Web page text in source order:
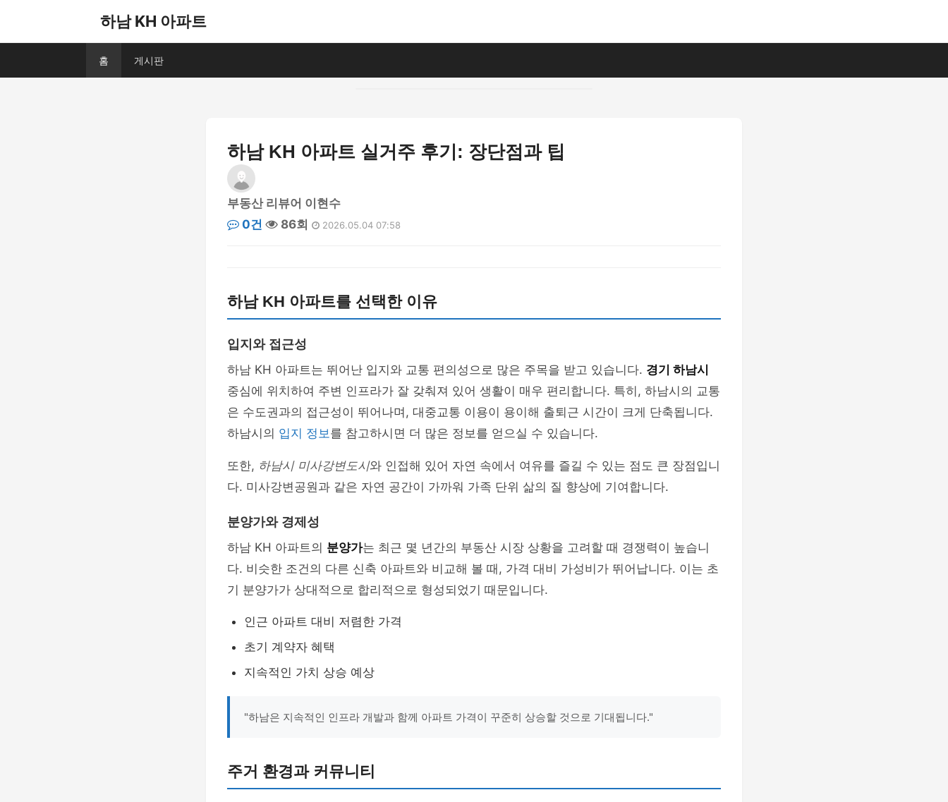
하남 KH 아파트
홈 게시판
하남 KH 아파트 실거주 후기: 장단점과 팁
부동산 리뷰어 이현수
0건
86회 2026.05.04 07:58
하남 KH 아파트를 선택한 이유
입지와 접근성
하남 KH 아파트는 뛰어난 입지와 교통 편의성으로 많은 주목을 받고 있습니다. 경기 하남시
중심에 위치하여 주변 인프라가 잘 갖춰져 있어 생활이 매우 편리합니다. 특히, 하남시의 교통
은 수도권과의 접근성이 뛰어나며, 대중교통 이용이 용이해 출퇴근 시간이 크게 단축됩니다.
하남시의 입지 정보를 참고하시면 더 많은 정보를 얻으실 수 있습니다.
또한, 하남시 미사강변도시와 인접해 있어 자연 속에서 여유를 즐길 수 있는 점도 큰 장점입니
다. 미사강변공원과 같은 자연 공간이 가까워 가족 단위 삶의 질 향상에 기여합니다.
분양가와 경제성
하남 KH 아파트의 분양가는 최근 몇 년간의 부동산 시장 상황을 고려할 때 경쟁력이 높습니
다. 비슷한 조건의 다른 신축 아파트와 비교해 볼 때, 가격 대비 가성비가 뛰어납니다. 이는 초
기 분양가가 상대적으로 합리적으로 형성되었기 때문입니다.
인근 아파트 대비 저렴한 가격
초기 계약자 혜택
지속적인 가치 상승 예상
"하남은 지속적인 인프라 개발과 함께 아파트 가격이 꾸준히 상승할 것으로 기대됩니다."
주거 환경과 커뮤니티